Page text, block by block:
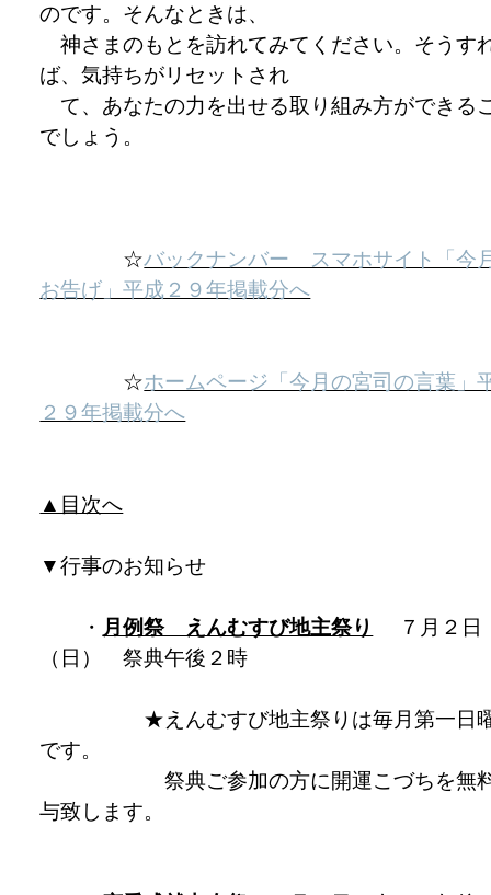
のです。そんなときは、
神さまのもとを訪れてみてください。そうす
ば、気持ちがリセットされ
て、あなたの力を出せる取り組み方ができる
でしょう。
☆バックナンバー スマホサイト「今
お告げ」平成２９年掲載分へ
☆ホームページ「今月の宮司の言葉」
２９年掲載分へ
▲目次へ
▼行事のお知らせ
・ 月例祭 えんむすび地主祭り
７月２日
（日） 祭典午後２時
★えんむすび地主祭りは毎月第一日
です。
祭典ご参加の方に開運こづちを無
与致します。